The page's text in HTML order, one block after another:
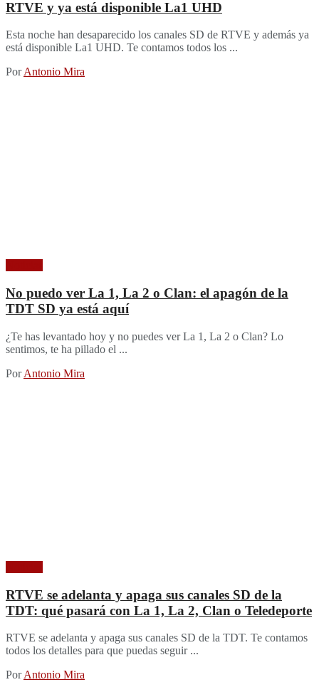
RTVE y ya está disponible La1 UHD
Esta noche han desaparecido los canales SD de RTVE y además ya
está disponible La1 UHD. Te contamos todos los ...
PorAntonio Mira
No puedo ver La 1, La 2 o Clan: el apagón de la
TDT SD ya está aquí
¿Te has levantado hoy y no puedes ver La 1, La 2 o Clan? Lo
sentimos, te ha pillado el ...
Por Antonio Mira
RTVE se adelanta y apaga sus canales SD de la
TDT: qué pasará con La 1, La 2, Clan o Teledeporte
RTVE se adelanta y apaga sus canales SD de la TDT. Te contamos
todos los detalles para que puedas seguir ...
Por Antonio Mira